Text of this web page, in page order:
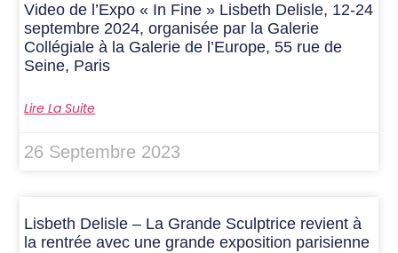
Video de l’Expo « In Fine » Lisbeth Delisle, 12-24
septembre 2024, organisée par la Galerie
Collégiale à la Galerie de l’Europe, 55 rue de
Seine, Paris
Lire La Suite
26 Septembre 2023
Lisbeth Delisle – La Grande Sculptrice revient à
la rentrée avec une grande exposition parisienne